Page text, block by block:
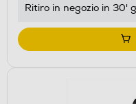
Ritiro in negozio in 30'